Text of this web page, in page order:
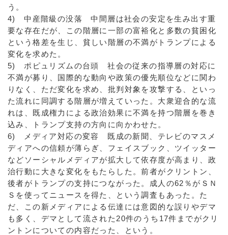
う。
4) 中産階級の没落 中間層は社会の安定を生み出す重
要な存在だが、この階層に一部の富裕化と多数の貧困化
という格差を生じ、貧しい階層の不満がトランプによる
変化を求めた。
5) ポピュリズムの台頭 社会の従来の指導層の対応に
不満が募り、国際的な動向や政策の優先順位などに関わ
りなく、ただ変化を求め、批判対象を攻撃する、といっ
た流れに同調する階層が増えていった。大衆迎合的な流
れは、既成権力による政治効果に不満を持つ階層を巻き
込み、トランプ支持の方向に向かわせた。
6) メディア対応の変容 既成の新聞、テレビのマスメ
ディアへの信頼が薄らぎ、フェイスブック、ツイッター
などソーシャルメディアが拡大して依存度が高まり、政
治行動に大きな変化をもたらした。前者がクリントン、
後者がトランプの支持につながった。成人の62％がＳＮ
Ｓを使ってニュースを得た、という調査もあった。た
だ、この新メディアによる伝達には意図的な誤りやデマ
も多く、デマとして流された20件のうち17件までがクリ
ントンについての内容だった、という。